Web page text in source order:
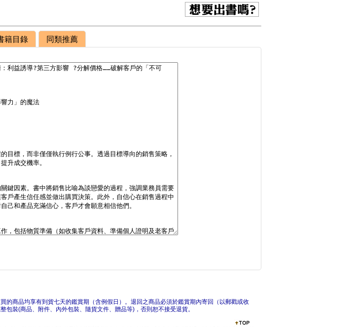
籍目錄 同類推薦
的商品均享有到貨七天的鑑賞期（含例假日）。退回之商品必須於鑑賞期內寄回（以郵戳或收
包裝(商品、附件、內外包裝、隨貨文件、贈品等)，否則恕不接受退貨。